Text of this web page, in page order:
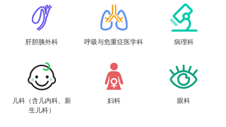
肝胆胰外科 呼吸与危重症医学科 病理科
儿科（含儿内科、新
生儿科）
妇科 眼科